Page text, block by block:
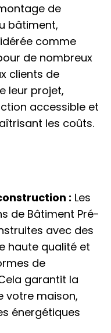
de
bâtiment,
comme
de nombreux
clients de
leur projet,
accessible et
les coûts.
: Les
de Bâtiment Pré-
avec des
haute qualité et
de
garantit la
votre maison,
énergétiques